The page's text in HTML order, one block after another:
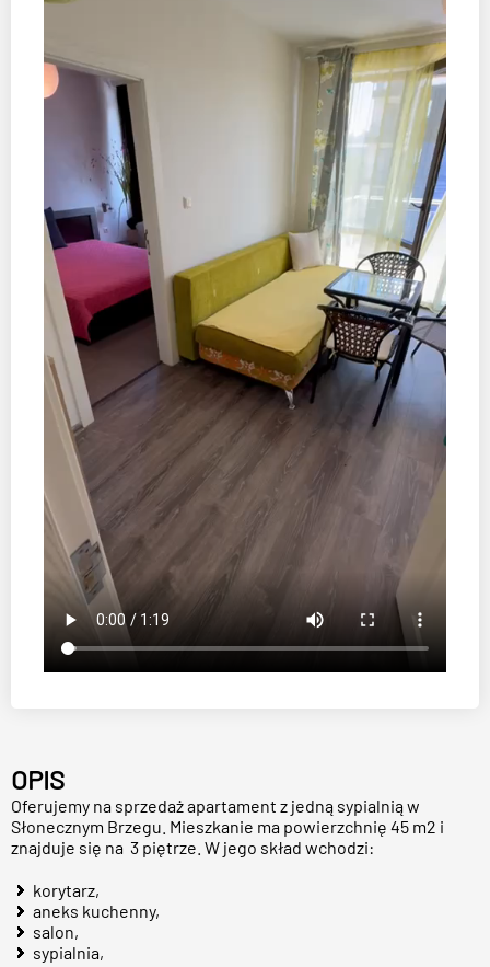
OPIS
Oferujemy na sprzedaż apartament z jedną sypialnią w
Słonecznym Brzegu. Mieszkanie ma powierzchnię 45 m2 i
znajduje się na 3 piętrze. W jego skład wchodzi:
korytarz,
aneks kuchenny,
salon,
sypialnia,